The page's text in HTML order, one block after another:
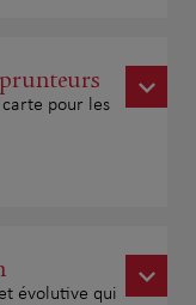
pour les
évolutive qui